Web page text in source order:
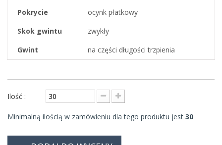
Pokrycie
ocynk płatkowy
Skok gwintu
zwykły
Gwint
na części długości trzpienia
Ilość :
Minimalną ilością w zamówieniu dla tego produktu jest 30